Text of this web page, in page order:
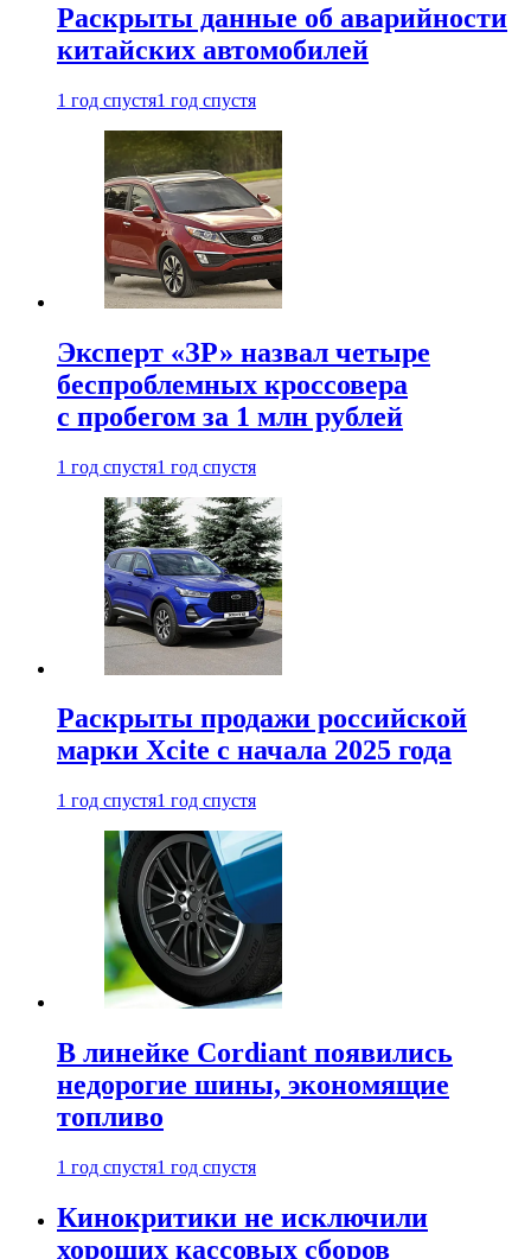
Раскрыты данные об аварийности
китайских автомобилей
1 год спустя1 год спустя
Эксперт «ЗР» назвал четыре
беспроблемных кроссовера
с пробегом за 1 млн рублей
1 год спустя1 год спустя
Раскрыты продажи российской
марки Xcite с начала 2025 года
1 год спустя1 год спустя
В линейке Cordiant появились
недорогие шины, экономящие
топливо
1 год спустя1 год спустя
Кинокритики не исключили
хороших кассовых сборов